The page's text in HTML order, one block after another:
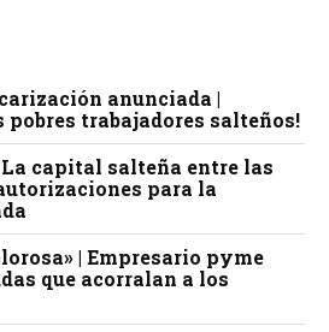
anunciada |
pobres trabajadores salteños!
La capital salteña entre las
para la
| Empresario pyme
que acorralan a los